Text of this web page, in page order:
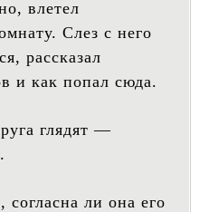
влетел
Слез с него
рассказал
и как попал сюда.
глядят —
ли она его